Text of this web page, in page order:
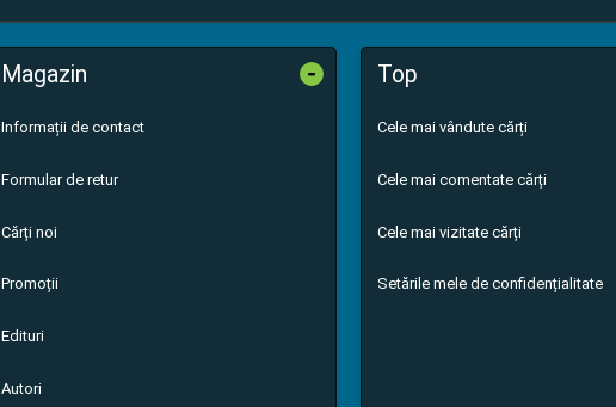
Magazin -
Informații de contact
Formular de retur
Cărți noi
Promoții
Edituri
Autori
Top
Cele mai vândute cărți
Cele mai comentate cărți
Cele mai vizitate cărți
Setările mele de confidențialitate